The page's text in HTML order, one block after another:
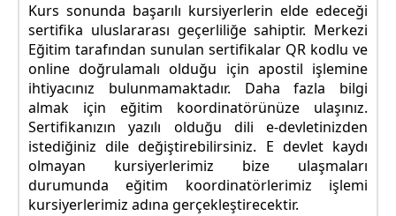
Kurs sonunda başarılı kursiyerlerin elde edeceği
sertifika uluslararası geçerliliğe sahiptir. Merkezi
Eğitim tarafından sunulan sertifikalar QR kodlu ve
online doğrulamalı olduğu için apostil işlemine
ihtiyacınız bulunmamaktadır. Daha fazla bilgi
almak için eğitim koordinatörünüze ulaşınız.
Sertifikanızın yazılı olduğu dili e-devletinizden
istediğiniz dile değiştirebilirsiniz. E devlet kaydı
olmayan kursiyerlerimiz bize ulaşmaları
durumunda eğitim koordinatörlerimiz işlemi
kursiyerlerimiz adına gerçekleştirecektir.